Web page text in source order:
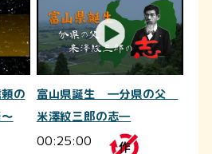
の
富山県誕生 ―分県の父
米澤紋三郎の志―
00:25:00